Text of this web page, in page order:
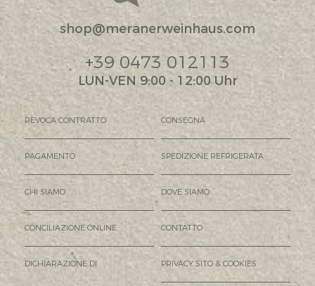
shop@meranerweinhaus.com
+39 0473 012113
LUN-VEN 9:00 - 12:00 Uhr
REVOCA CONTRATTO CONSEGNA
PAGAMENTO SPEDIZIONE REFRIGERATA
CHI SIAMO DOVE SIAMO
CONCILIAZIONE ONLINE CONTATTO
DICHIARAZIONE DI PRIVACY SITO & COOKIES